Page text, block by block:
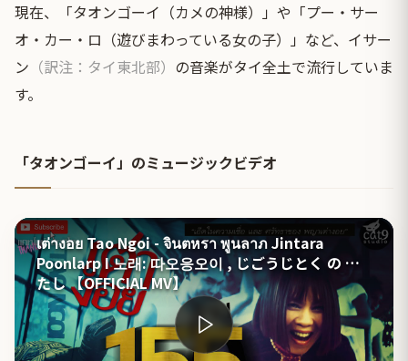
現在、「タオンゴーイ（カメの神様）」や「プー・サー
オ・カー・ロ（遊びまわっている女の子）」など、イサー
ン （訳注：タイ東北部） の音楽がタイ全土で流行していま
す。
「タオンゴーイ」のミュージックビデオ
เต่างอย Tao Ngoi - จินตหรา พูนลาภ Jintara
Poonlarp I 노래: 따오응오이 , じごうじとく の わ
たし 【OFFICIAL MV】